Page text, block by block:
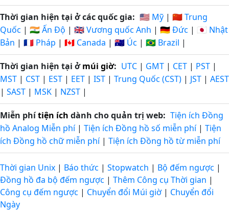
Thời gian hiện tại ở các quốc gia: 🇺🇸 Mỹ | 🇨🇳 Trung
Quốc | 🇮🇳 Ấn Độ | 🇬🇧 Vương quốc Anh | 🇩🇪 Đức | 🇯🇵 Nhật
Bản | 🇫🇷 Pháp | 🇨🇦 Canada | 🇦🇺 Úc | 🇧🇷 Brazil |
Thời gian hiện tại ởmúi giờ: UTC | GMT | CET | PST |
MST | CST | EST | EET | IST | Trung Quốc (CST) | JST | AEST
| SAST | MSK | NZST |
Miễn phítiện ích dành cho quản trị web: Tiện ích Đồng
hồ Analog Miễn phí| Tiện ích Đồng hồ số miễn phí| Tiện
ích Đồng hồ chữ miễn phí| Tiện ích Đồng hồ từ miễn phí
Thời gian Unix | Báo thức | Stopwatch | Bộ đếm ngược |
Đồng hồ đa bộ đếm ngược | Thêm Công cụ Thời gian |
Công cụ đếm ngược | Chuyển đổi Múi giờ | Chuyển đổi
Ngày